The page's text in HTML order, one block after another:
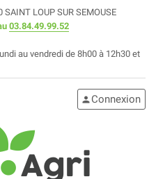
LOUP SUR SEMOUSE
03.84.49.99.52
au vendredi de 8h00 à 12h30 et
person Connexion